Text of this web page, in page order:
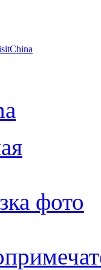
фото